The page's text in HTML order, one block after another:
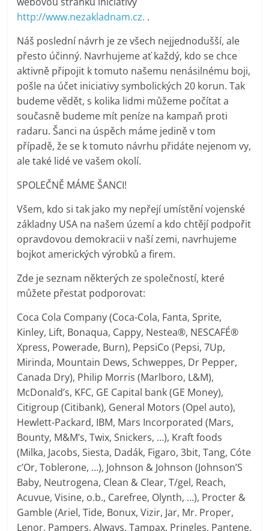
http://www.nezakladnam.cz. .
Náš poslední návrh je ze všech nejjednodušší, ale
přesto účinný. Navrhujeme ať každý, kdo se chce
aktivně připojit k tomuto našemu nenásilnému boji,
pošle na účet iniciativy symbolických 20 korun. Tak
budeme vědět, s kolika lidmi můžeme počítat a
současně budeme mít peníze na kampaň proti
radaru. Šanci na úspěch máme jedině v tom
případě, že se k tomuto návrhu přidáte nejenom vy,
ale také lidé ve vašem okolí.
SPOLEČNĚ MÁME ŠANCI!
Všem, kdo si tak jako my nepřejí umístění vojenské
základny USA na našem území a kdo chtějí podpořit
opravdovou demokracii v naší zemi, navrhujeme
bojkot amerických výrobků a firem.
Zde je seznam některých ze společností, které
můžete přestat podporovat:
Coca Cola Company (Coca-Cola, Fanta, Sprite,
Kinley, Lift, Bonaqua, Cappy, Nestea®, NESCAFÉ®
Xpress, Powerade, Burn), PepsiCo (Pepsi, 7Up,
Mirinda, Mountain Dews, Schweppes, Dr Pepper,
Canada Dry), Philip Morris (Marlboro, L&M),
McDonald’s, KFC, GE Capital bank (GE Money),
Citigroup (Citibank), General Motors (Opel auto),
Hewlett-Packard, IBM, Mars Incorporated (Mars,
Bounty, M&M’s, Twix, Snickers, …), Kraft foods
(Milka, Jacobs, Siesta, Dadák, Figaro, 3bit, Tang, Cóte
c’Or, Toblerone, …), Johnson & Johnson (Johnson’S
Baby, Neutrogena, Clean & Clear, T/gel, Reach,
Acuvue, Visine, o.b., Carefree, Olynth, …), Procter &
Gamble (Ariel, Tide, Bonux, Vizir, Jar, Mr. Proper,
Lenor, Pampers, Always, Tampax, Pringles, Pantene,